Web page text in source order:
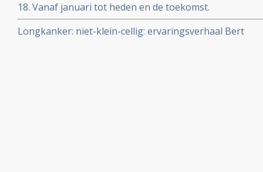
18. Vanaf januari tot heden en de toekomst.
Longkanker: niet-klein-cellig: ervaringsverhaal Bert